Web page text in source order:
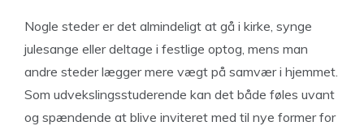
Nogle steder er det almindeligt at gå i kirke, synge
julesange eller deltage i festlige optog, mens man
andre steder lægger mere vægt på samvær i hjemmet.
Som udvekslingsstuderende kan det både føles uvant
og spændende at blive inviteret med til nye former for